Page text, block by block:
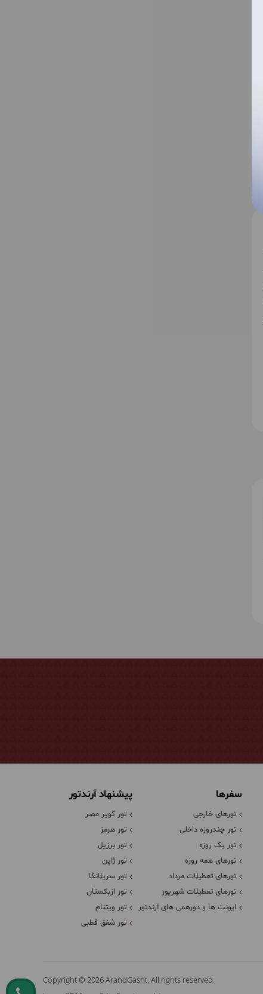
سفرها
تورهای خارجی
تور چندروزه داخلی
تور یک روزه
تورهای همه روزه
تورهای تعطیلات مرداد
تورهای تعطیلات شهریور
ایونت ها و دورهمی های آرندتور
پیشنهاد آرندتور
تور کویر مصر
تور هرمز
تور برزیل
تور ژاپن
تور سریلانکا
تور ازبکستان
تور ویتنام
تور شفق قطبی
Copyright © 2026 ArandGasht. All rights reserved.